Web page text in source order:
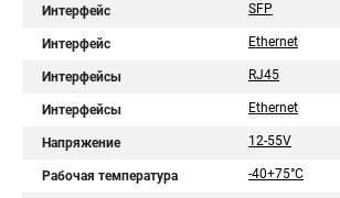
Интерфейс SFP
Интерфейс Ethernet
Интерфейсы RJ45
Интерфейсы Ethernet
Напряжение 12-55V
Рабочая температура -40+75°C